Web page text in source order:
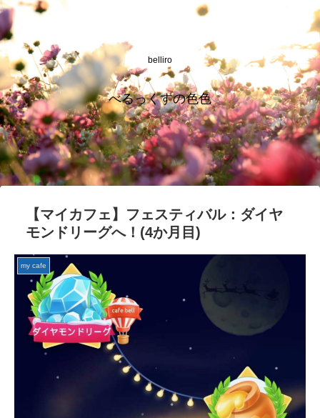
belliro
べるっくすの色色
【マイカフェ】フェスティバル：ダイヤ
モンドリーグへ！(4か月目)
my cafe